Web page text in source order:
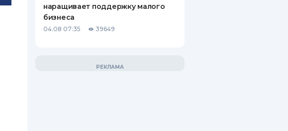
наращивает поддержку малого
бизнеса
04.08 07:35 39649